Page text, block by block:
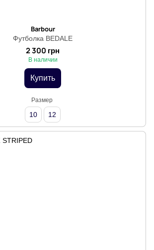
Barbour
Футболка BEDALE
2 300 грн
В наличии
Купить
Размер
10 12